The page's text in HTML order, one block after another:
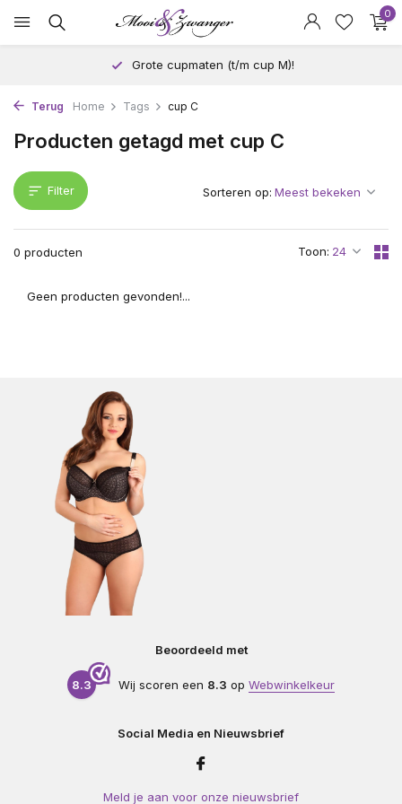
0
Grote cupmaten (t/m cup M)!
Terug Home Tags cup C
Producten getagd met cup C
Filter
0 producten Toon:
Sorteren op:
Geen producten gevonden!...
Beoordeeld met
8.3 Wij scoren een 8.3 op Webwinkelkeur
Social Media en Nieuwsbrief
Meld je aan voor onze nieuwsbrief